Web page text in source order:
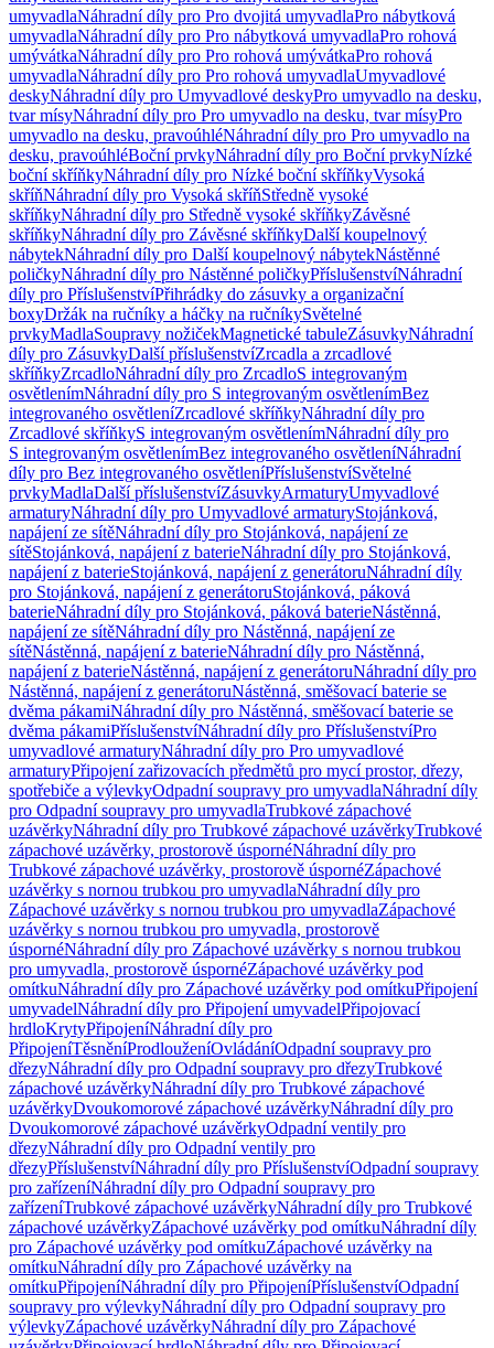
umyvadlaNáhradní díly pro Pro dvojitá umyvadlaPro nábytková
umyvadlaNáhradní díly pro Pro nábytková umyvadlaPro rohová
umývátkaNáhradní díly pro Pro rohová umývátkaPro rohová
umyvadlaNáhradní díly pro Pro rohová umyvadlaUmyvadlové
deskyNáhradní díly pro Umyvadlové deskyPro umyvadlo na desku,
tvar mísyNáhradní díly pro Pro umyvadlo na desku, tvar mísyPro
umyvadlo na desku, pravoúhléNáhradní díly pro Pro umyvadlo na
desku, pravoúhléBoční prvkyNáhradní díly pro Boční prvkyNízké
boční skříňkyNáhradní díly pro Nízké boční skříňkyVysoká
skříňNáhradní díly pro Vysoká skříňStředně vysoké
skříňkyNáhradní díly pro Středně vysoké skříňkyZávěsné
skříňkyNáhradní díly pro Závěsné skříňkyDalší koupelnový
nábytekNáhradní díly pro Další koupelnový nábytekNástěnné
poličkyNáhradní díly pro Nástěnné poličkyPříslušenstvíNáhradní
díly pro PříslušenstvíPřihrádky do zásuvky a organizační
boxyDržák na ručníky a háčky na ručníkySvětelné
prvkyMadlaSoupravy nožičekMagnetické tabuleZásuvkyNáhradní
díly pro ZásuvkyDalší příslušenstvíZrcadla a zrcadlové
skříňkyZrcadloNáhradní díly pro ZrcadloS integrovaným
osvětlenímNáhradní díly pro S integrovaným osvětlenímBez
integrovaného osvětleníZrcadlové skříňkyNáhradní díly pro
Zrcadlové skříňkyS integrovaným osvětlenímNáhradní díly pro
S integrovaným osvětlenímBez integrovaného osvětleníNáhradní
díly pro Bez integrovaného osvětleníPříslušenstvíSvětelné
prvkyMadlaDalší příslušenstvíZásuvkyArmaturyUmyvadlové
armaturyNáhradní díly pro Umyvadlové armaturyStojánková,
napájení ze sítěNáhradní díly pro Stojánková, napájení ze
sítěStojánková, napájení z baterieNáhradní díly pro Stojánková,
napájení z baterieStojánková, napájení z generátoruNáhradní díly
pro Stojánková, napájení z generátoruStojánková, páková
baterieNáhradní díly pro Stojánková, páková baterieNástěnná,
napájení ze sítěNáhradní díly pro Nástěnná, napájení ze
sítěNástěnná, napájení z baterieNáhradní díly pro Nástěnná,
napájení z baterieNástěnná, napájení z generátoruNáhradní díly pro
Nástěnná, napájení z generátoruNástěnná, směšovací baterie se
dvěma pákamiNáhradní díly pro Nástěnná, směšovací baterie se
dvěma pákamiPříslušenstvíNáhradní díly pro PříslušenstvíPro
umyvadlové armaturyNáhradní díly pro Pro umyvadlové
armaturyPřipojení zařizovacích předmětů pro mycí prostor, dřezy,
spotřebiče a výlevkyOdpadní soupravy pro umyvadlaNáhradní díly
pro Odpadní soupravy pro umyvadlaTrubkové zápachové
uzávěrkyNáhradní díly pro Trubkové zápachové uzávěrkyTrubkové
zápachové uzávěrky, prostorově úspornéNáhradní díly pro
Trubkové zápachové uzávěrky, prostorově úspornéZápachové
uzávěrky s nornou trubkou pro umyvadlaNáhradní díly pro
Zápachové uzávěrky s nornou trubkou pro umyvadlaZápachové
uzávěrky s nornou trubkou pro umyvadla, prostorově
úspornéNáhradní díly pro Zápachové uzávěrky s nornou trubkou
pro umyvadla, prostorově úspornéZápachové uzávěrky pod
omítkuNáhradní díly pro Zápachové uzávěrky pod omítkuPřipojení
umyvadelNáhradní díly pro Připojení umyvadelPřipojovací
hrdloKrytyPřipojeníNáhradní díly pro
PřipojeníTěsněníProdlouženíOvládáníOdpadní soupravy pro
dřezyNáhradní díly pro Odpadní soupravy pro dřezyTrubkové
zápachové uzávěrkyNáhradní díly pro Trubkové zápachové
uzávěrkyDvoukomorové zápachové uzávěrkyNáhradní díly pro
Dvoukomorové zápachové uzávěrkyOdpadní ventily pro
dřezyNáhradní díly pro Odpadní ventily pro
dřezyPříslušenstvíNáhradní díly pro PříslušenstvíOdpadní soupravy
pro zařízeníNáhradní díly pro Odpadní soupravy pro
zařízeníTrubkové zápachové uzávěrkyNáhradní díly pro Trubkové
zápachové uzávěrkyZápachové uzávěrky pod omítkuNáhradní díly
pro Zápachové uzávěrky pod omítkuZápachové uzávěrky na
omítkuNáhradní díly pro Zápachové uzávěrky na
omítkuPřipojeníNáhradní díly pro PřipojeníPříslušenstvíOdpadní
soupravy pro výlevkyNáhradní díly pro Odpadní soupravy pro
výlevkyZápachové uzávěrkyNáhradní díly pro Zápachové